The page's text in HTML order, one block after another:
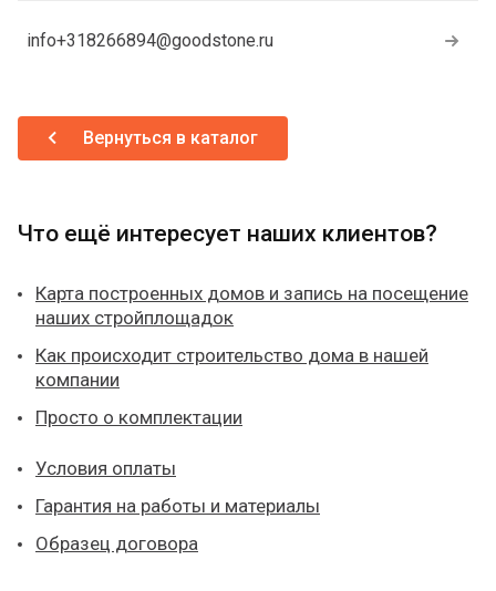
info+318266894@goodstone.ru
Вернуться в каталог
Что ещё интересует наших клиентов?
Карта построенных домов и запись на посещение
наших стройплощадок
Как происходит строительство дома в нашей
компании
Просто о комплектации
Условия оплаты
Гарантия на работы и материалы
Образец договора